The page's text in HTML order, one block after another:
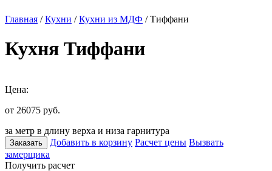
Главная /Кухни /Кухни из МДФ / Тиффани
Кухня Тиффани
Цена:
от 26075 руб.
за метр в длину верха и низа гарнитура
Заказать Добавить в корзину Расчет цены Вызвать
замерщика
Получить расчет